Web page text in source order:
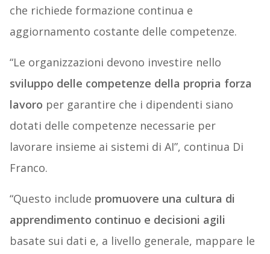
che richiede formazione continua e
aggiornamento costante delle competenze.
“Le organizzazioni devono investire nello
sviluppo delle competenze della propria forza
lavoro per garantire che i dipendenti siano
dotati delle competenze necessarie per
lavorare insieme ai sistemi di AI”, continua Di
Franco.
“Questo include promuovere una cultura di
apprendimento continuo e decisioni agili
basate sui dati e, a livello generale, mappare le